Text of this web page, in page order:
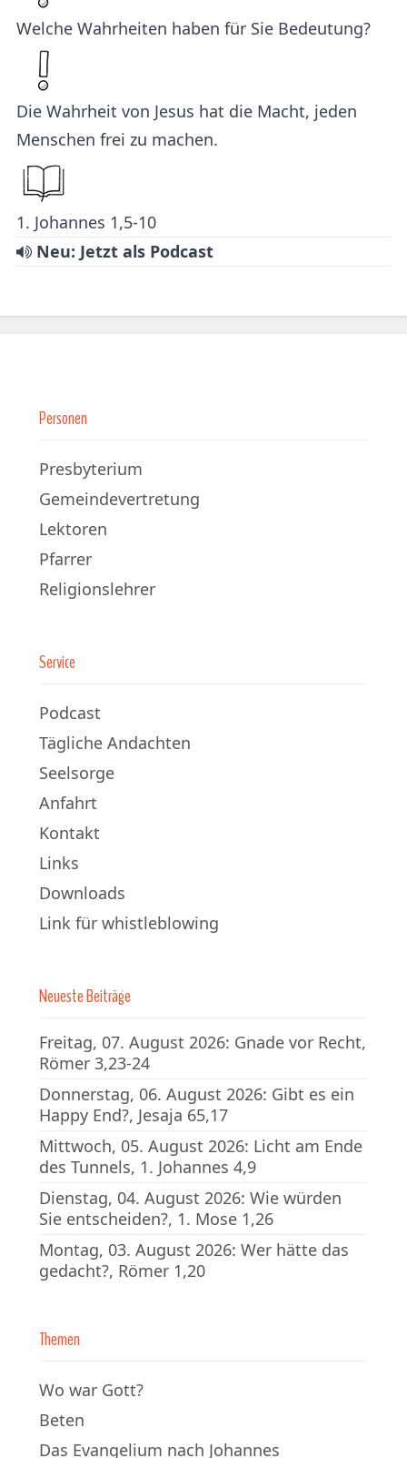
Welche Wahrheiten haben für Sie Bedeutung?
Die Wahrheit von Jesus hat die Macht, jeden
Menschen frei zu machen.
1. Johannes 1,5-10
Neu: Jetzt als Podcast
Personen
Presbyterium
Gemeindevertretung
Lektoren
Pfarrer
Religionslehrer
Service
Podcast
Tägliche Andachten
Seelsorge
Anfahrt
Kontakt
Links
Downloads
Link für whistleblowing
Neueste Beiträge
Freitag, 07. August 2026: Gnade vor Recht,
Römer 3,23-24
Donnerstag, 06. August 2026: Gibt es ein
Happy End?, Jesaja 65,17
Mittwoch, 05. August 2026: Licht am Ende
des Tunnels, 1. Johannes 4,9
Dienstag, 04. August 2026: Wie würden
Sie entscheiden?, 1. Mose 1,26
Montag, 03. August 2026: Wer hätte das
gedacht?, Römer 1,20
Themen
Wo war Gott?
Beten
Das Evangelium nach Johannes